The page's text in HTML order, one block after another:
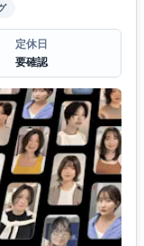
定休日
要確認